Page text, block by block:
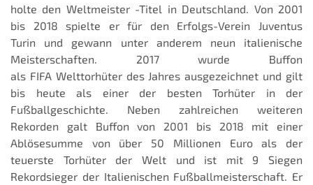
holte den Weltmeister -Titel in Deutschland. Von 2001
bis 2018 spielte er für den Erfolgs-Verein Juventus
Turin und gewann unter anderem neun italienische
Meisterschaften. 2017 wurde Buffon
als FIFA Welttorhüter des Jahres ausgezeichnet und gilt
bis heute als einer der besten Torhüter in der
Fußballgeschichte. Neben zahlreichen weiteren
Rekorden galt Buffon von 2001 bis 2018 mit einer
Ablösesumme von über 50 Millionen Euro als der
teuerste Torhüter der Welt und ist mit 9 Siegen
Rekordsieger der Italienischen Fußballmeisterschaft. Er